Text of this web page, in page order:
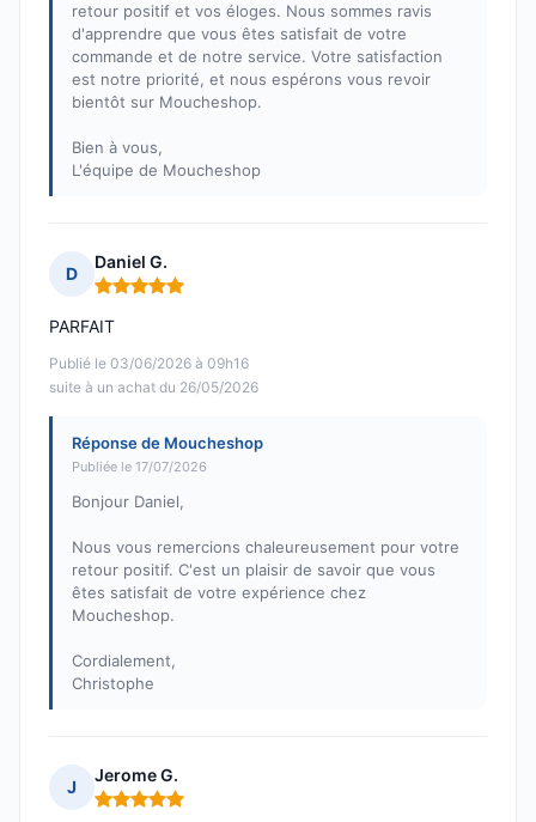
retour positif et vos éloges. Nous sommes ravis
d'apprendre que vous êtes satisfait de votre
commande et de notre service. Votre satisfaction
est notre priorité, et nous espérons vous revoir
bientôt sur Moucheshop.
Bien à vous,
L'équipe de Moucheshop
D
Daniel G.
Note : 5 sur 5
Publié le 03/06/2026 à 09h16
suite à un achat du 26/05/2026
PARFAIT
Réponse de Moucheshop
Publiée le 17/07/2026
Bonjour Daniel,
Nous vous remercions chaleureusement pour votre
retour positif. C'est un plaisir de savoir que vous
êtes satisfait de votre expérience chez
Moucheshop.
Cordialement,
Christophe
J
Jerome G.
Note : 5 sur 5